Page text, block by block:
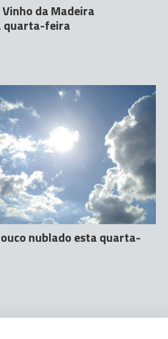
da Madeira
quarta-feira
nublado esta quarta-